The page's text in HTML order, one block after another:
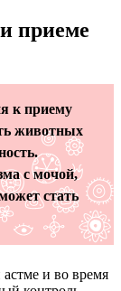
приеме
к приему
животных
с мочой,
стать
и во время